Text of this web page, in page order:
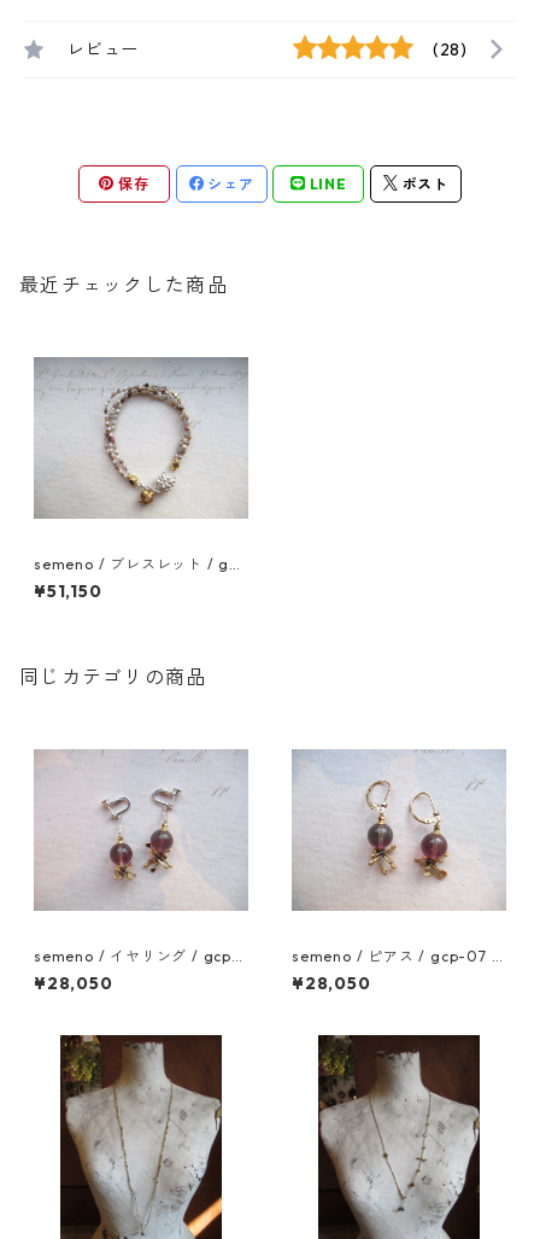
レビュー (28)
保存 シェア LINE ポスト
最近チェックした商品
semeno / ブレスレット / gcb
-10 / 25aw
¥51,150
同じカテゴリの商品
semeno / イヤリング / gcp-
08 / 25aw
¥28,050
semeno / ピアス / gcp-07 /
25aw
¥28,050